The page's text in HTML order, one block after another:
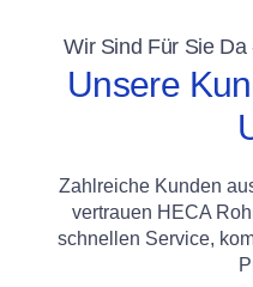
Wir Sind Für Sie
Unsere
Zahlreiche Kunden
vertrauen HECA
schnellen Service,